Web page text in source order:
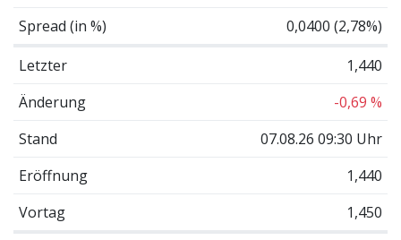
Spread (in %)
0,0400 (2,78%)
Letzter
1,440
Änderung
-0,69 %
Stand
07.08.26 09:30 Uhr
Eröffnung
1,440
Vortag
1,450